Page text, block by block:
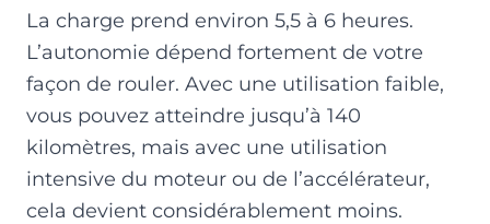
La charge prend environ 5,5 à 6 heures.
L’autonomie dépend fortement de votre
façon de rouler. Avec une utilisation faible,
vous pouvez atteindre jusqu’à 140
kilomètres, mais avec une utilisation
intensive du moteur ou de l’accélérateur,
cela devient considérablement moins.